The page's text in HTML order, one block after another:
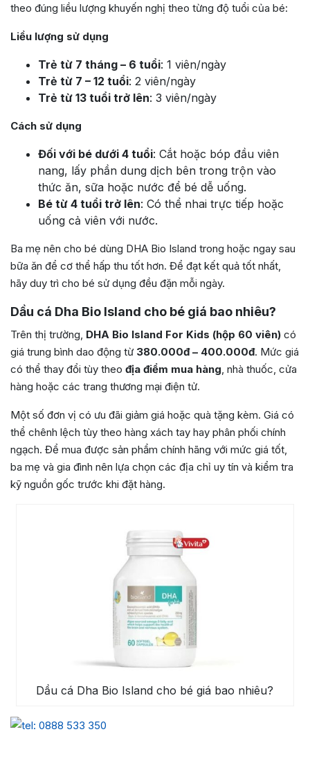
theo đúng liều lượng khuyến nghị theo từng độ tuổi của bé:
Liều lượng sử dụng
Trẻ từ 7 tháng – 6 tuổi: 1 viên/ngày
Trẻ từ 7 – 12 tuổi: 2 viên/ngày
Trẻ từ 13 tuổi trở lên: 3 viên/ngày
Cách sử dụng
Đối với bé dưới 4 tuổi: Cắt hoặc bóp đầu viên
nang, lấy phần dung dịch bên trong trộn vào
thức ăn, sữa hoặc nước để bé dễ uống.
Bé từ 4 tuổi trở lên: Có thể nhai trực tiếp hoặc
uống cả viên với nước.
Ba mẹ nên cho bé dùng DHA Bio Island trong hoặc ngay sau
bữa ăn để cơ thể hấp thu tốt hơn. Để đạt kết quả tốt nhất,
hãy duy trì cho bé sử dụng đều đặn mỗi ngày.
Dầu cá Dha Bio Island cho bé giá bao nhiêu?
Trên thị trường, DHA Bio Island For Kids (hộp 60 viên) có
giá trung bình dao động từ 380.000đ – 400.000đ. Mức giá
có thể thay đổi tùy theo địa điểm mua hàng , nhà thuốc, cửa
hàng hoặc các trang thương mại điện tử.
Một số đơn vị có ưu đãi giảm giá hoặc quà tặng kèm. Giá có
thể chênh lệch tùy theo hàng xách tay hay phân phối chính
ngạch. Để mua được sản phẩm chính hãng với mức giá tốt,
ba mẹ và gia đình nên lựa chọn các địa chỉ uy tín và kiểm tra
kỹ nguồn gốc trước khi đặt hàng.
Dầu cá Dha Bio Island cho bé giá bao nhiêu?